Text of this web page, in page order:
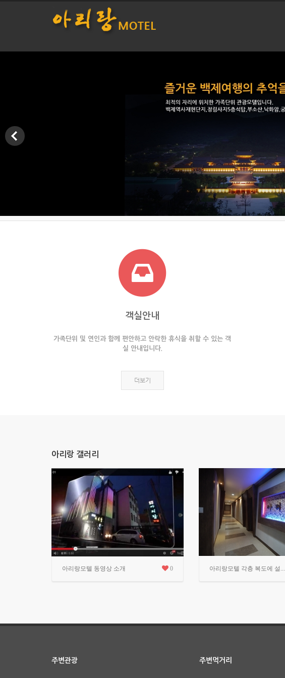
객실안내
가족단위 및 연인과 함께 편안하고 안락한 휴식을 취할 수 있는 객
실 안내입니다.
더보기
아리랑 갤러리
아리랑모텔 동영상 소개 0 아리랑모텔 각층 복도에 설...
주변관광 주변먹거리